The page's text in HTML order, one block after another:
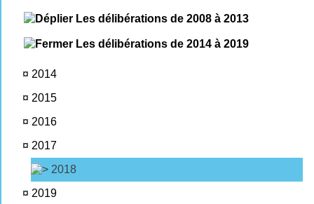
Les délibérations de 2008 à 2013
Les délibérations de 2014 à 2019
¤ 2014
¤ 2015
¤ 2016
¤ 2017
2018
¤ 2019